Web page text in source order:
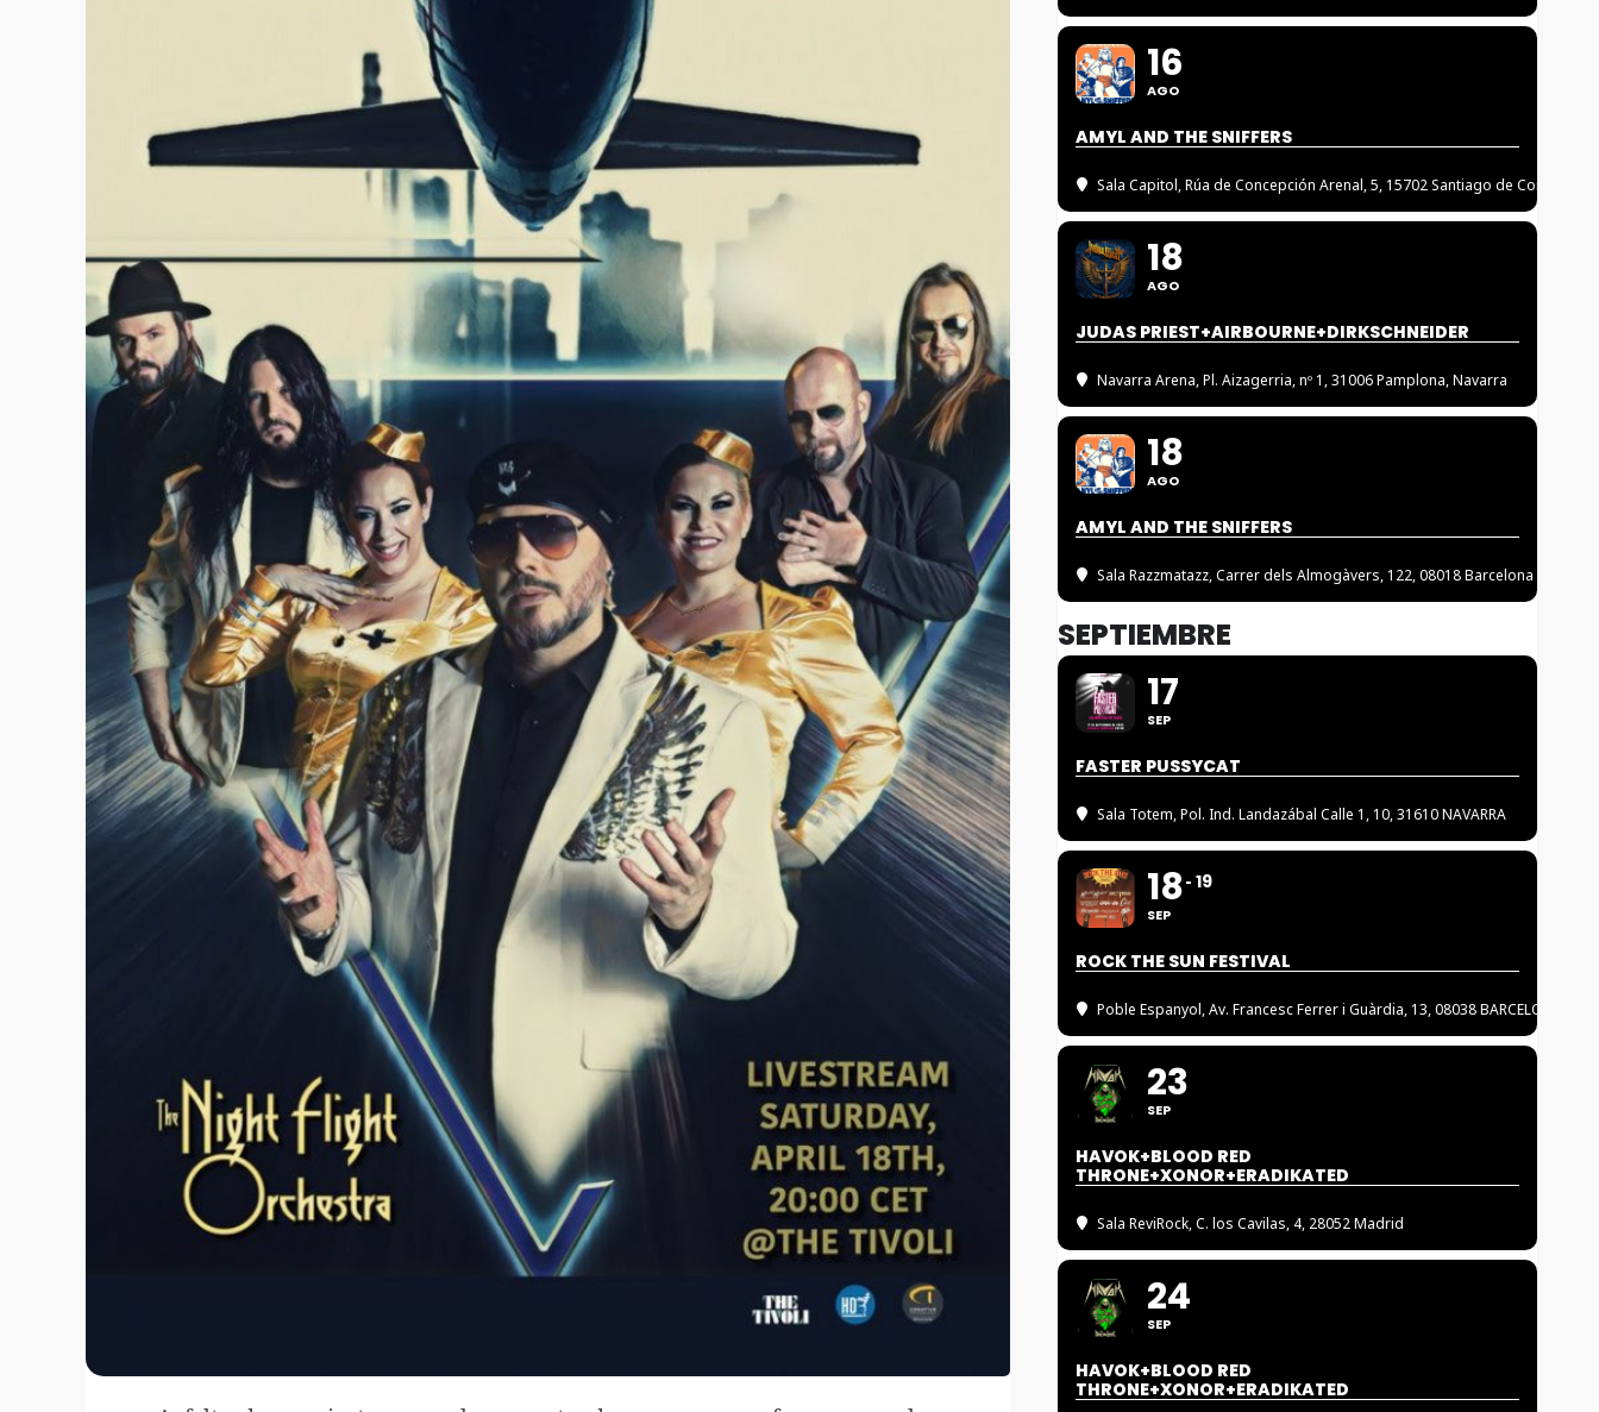
16
AGO
AMYL AND THE SNIFFERS
Sala Capitol, Rúa de Concepción Arenal, 5, 15702 Santiago de
18
AGO
JUDAS PRIEST+AIRBOURNE+DIRKSCHNEIDER
Navarra Arena, Pl. Aizagerria, nº 1, 31006 Pamplona, Navarra
18
AGO
AMYL AND THE SNIFFERS
Sala Razzmatazz, Carrer dels Almogàvers, 122, 08018 Barcelona
SEPTIEMBRE
17
SEP
FASTER PUSSYCAT
Sala Totem, Pol. Ind. Landazábal Calle 1, 10, 31610 NAVARRA
18
SEP
19
ROCK THE SUN FESTIVAL
Poble Espanyol, Av. Francesc Ferrer i Guàrdia, 13, 08038 BARCELONA
23
SEP
HAVOK+BLOOD RED
THRONE+XONOR+ERADIKATED
Sala ReviRock, C. los Cavilas, 4, 28052 Madrid
24
SEP
HAVOK+BLOOD RED
THRONE+XONOR+ERADIKATED